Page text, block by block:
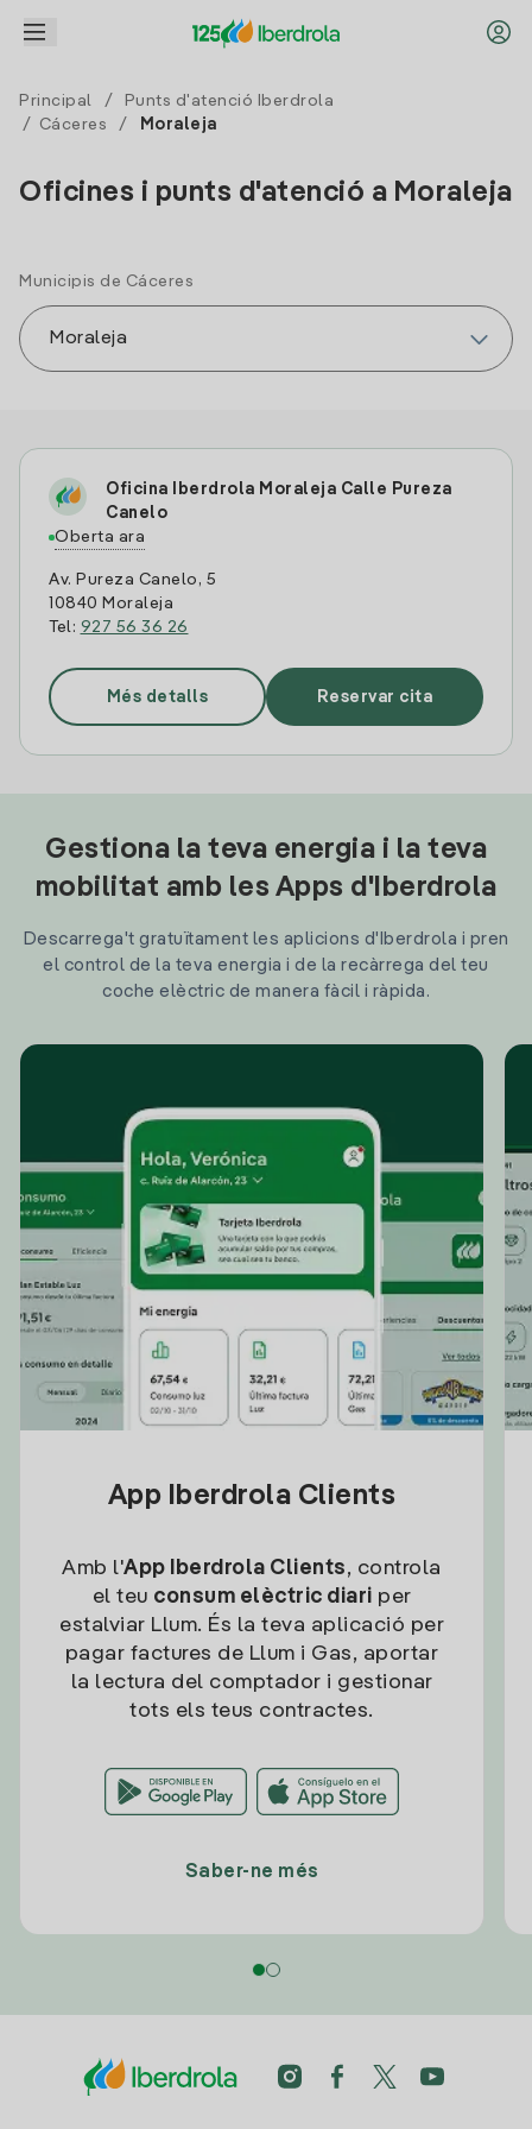
Principal /
Punts d'atenció Iberdrola
/
Cáceres / Moraleja
Oficines i punts d'atenció a Moraleja
Municipis de Cáceres
Oficina Iberdrola Moraleja Calle Pureza
Canelo
Oberta ara
Av. Pureza Canelo, 5
10840 Moraleja
Tel: 927 56 36 26
Més detalls Reservar cita
Gestiona la teva energia i la teva
mobilitat amb les Apps d'Iberdrola
Descarrega't gratuïtament les aplicions d'Iberdrola i pren
el control de la teva energia i de la recàrrega del teu
coche elèctric de manera fàcil i ràpida.
App Iberdrola Clients
Amb l'App Iberdrola Clients, controla
el teu consum elèctric diari per
estalviar Llum. És la teva aplicació per
pagar factures de Llum i Gas, aportar
la lectura del comptador i gestionar
tots els teus contractes.
Saber-ne més